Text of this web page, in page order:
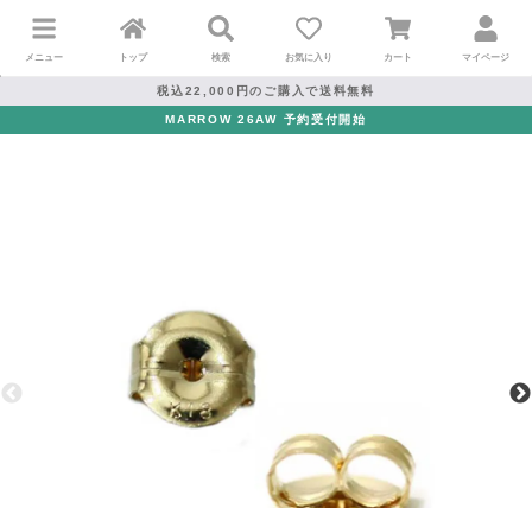
メニュー トップ 検索 お気に入り カート マイページ
税込22,000円のご購入で送料無料
MARROW 26AW 予約受付開始